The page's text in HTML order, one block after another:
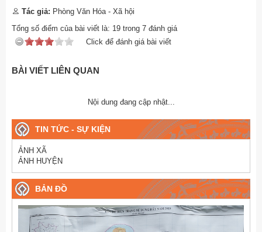
Tác giả: Phòng Văn Hóa - Xã hội
Tổng số điểm của bài viết là: 19 trong 7 đánh giá
Click để đánh giá bài viết
BÀI VIẾT LIÊN QUAN
Nội dung đang cập nhật...
TIN TỨC - SỰ KIỆN
ẢNH XÃ
ẢNH HUYỆN
BẢN ĐỒ